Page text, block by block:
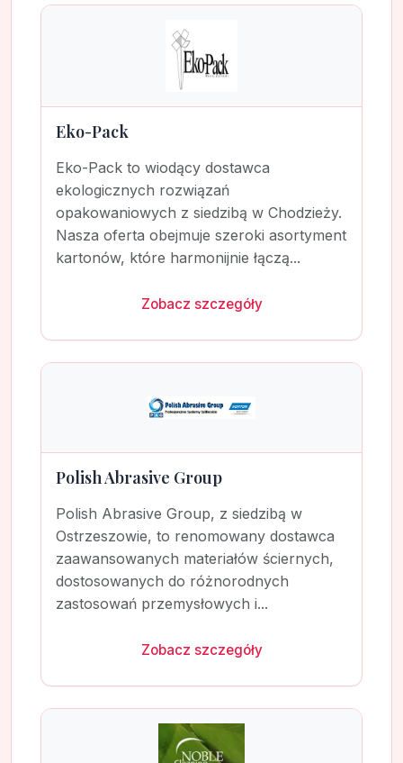
Eko-Pack
Eko-Pack to wiodący dostawca
ekologicznych rozwiązań
opakowaniowych z siedzibą w Chodzieży.
Nasza oferta obejmuje szeroki asortyment
kartonów, które harmonijnie łączą...
Zobacz szczegóły
Polish Abrasive Group
Polish Abrasive Group, z siedzibą w
Ostrzeszowie, to renomowany dostawca
zaawansowanych materiałów ściernych,
dostosowanych do różnorodnych
zastosowań przemysłowych i...
Zobacz szczegóły